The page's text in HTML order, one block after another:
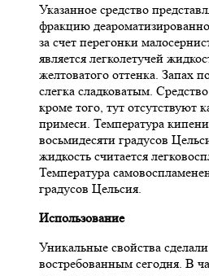
Указанное средство
фракцию
за счет перегонки
является легколетучей
желтоватого оттенка. Запах
слегка сладковатым.
кроме того, тут отсутствуют
примеси. Температура
восьмидесяти градусов
жидкость считается
Температура
градусов Цельсия.
Использование
Уникальные свойства
востребованным сегодня. В